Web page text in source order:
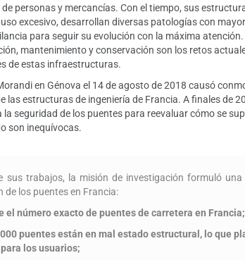
personas y mercancías. Con el tiempo, sus
excesivo, desarrollan diversas patologías con
para seguir su evolución con la máxima
mantenimiento y conservación son los retos
de estas infraestructuras.
en Génova el 14 de agosto de 2018 causó
las estructuras de ingeniería de Francia. A finales de
seguridad de los puentes para reevaluar cómo se
son inequívocas.
sus trabajos, la misión de investigación formuló
de los puentes en Francia:
el número exacto de puentes de carretera en Francia;
puentes están en mal estado estructural, lo que
los usuarios;